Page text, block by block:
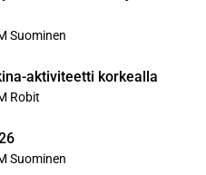
Suominen
aktiviteetti korkealla
Robit
Suominen